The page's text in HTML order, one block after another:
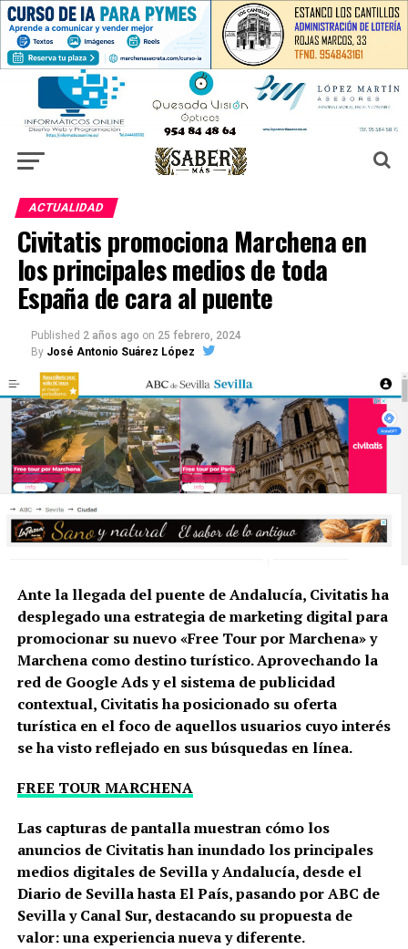
ACTUALIDAD
Civitatis promociona Marchena en
los principales medios de toda
España de cara al puente
Published 2 años ago on 25 febrero, 2024
By José Antonio Suárez López
Ante la llegada del puente de Andalucía, Civitatis ha
desplegado una estrategia de marketing digital para
promocionar su nuevo «Free Tour por Marchena» y
Marchena como destino turístico. Aprovechando la
red de Google Ads y el sistema de publicidad
contextual, Civitatis ha posicionado su oferta
turística en el foco de aquellos usuarios cuyo interés
se ha visto reflejado en sus búsquedas en línea.
FREE TOUR MARCHENA
Las capturas de pantalla muestran cómo los
anuncios de Civitatis han inundado los principales
medios digitales de Sevilla y Andalucía, desde el
Diario de Sevilla hasta El País, pasando por ABC de
Sevilla y Canal Sur, destacando su propuesta de
valor: una experiencia nueva y diferente.